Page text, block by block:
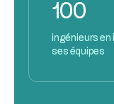
100
ingénieurs en
ses équipes